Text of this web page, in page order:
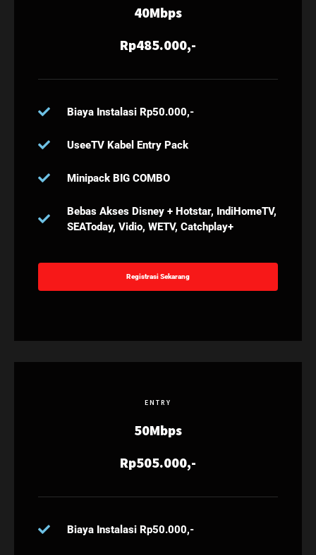
40Mbps
Rp485.000,-
Biaya Instalasi Rp50.000,-
UseeTV Kabel Entry Pack
Minipack BIG COMBO
Bebas Akses Disney + Hotstar, IndiHomeTV,
SEAToday, Vidio, WETV, Catchplay+
Registrasi Sekarang
ENTRY
50Mbps
Rp505.000,-
Biaya Instalasi Rp50.000,-